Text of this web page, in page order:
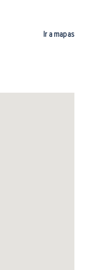
Ir a mapas